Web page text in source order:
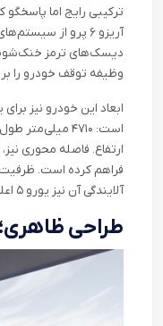
ترکیبی رایج اما
آریزو ۶ پرو از سیستم‌های ترمز
دیسک‌های ترمز
وظیفه توقف خودرو را بر
ابعاد این خودرو نیز
ارتفاع. فاصله‌ محوری
آلایندگی آن نیز یورو ۵ اعلام شده است
طراحی